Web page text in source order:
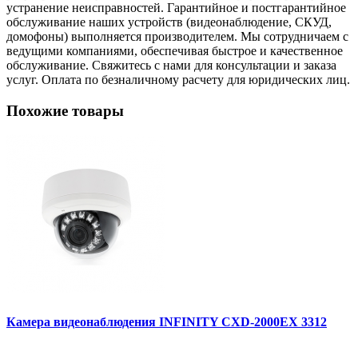
устранение неисправностей. Гарантийное и постгарантийное
обслуживание наших устройств (видеонаблюдение, СКУД,
домофоны) выполняется производителем. Мы сотрудничаем с
ведущими компаниями, обеспечивая быстрое и качественное
обслуживание. Свяжитесь с нами для консультации и заказа
услуг. Оплата по безналичному расчету для юридических лиц.
Похожие товары
Камера видеонаблюдения INFINITY CXD-2000EX 3312